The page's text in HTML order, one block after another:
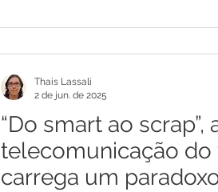
“Do smart ao scrap”,
telecomunicação
carrega um
Thais Lassali
2 de jun. de 2025